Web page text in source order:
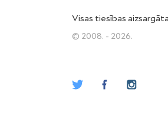
Visas tiesības
© 2008. - 2026.